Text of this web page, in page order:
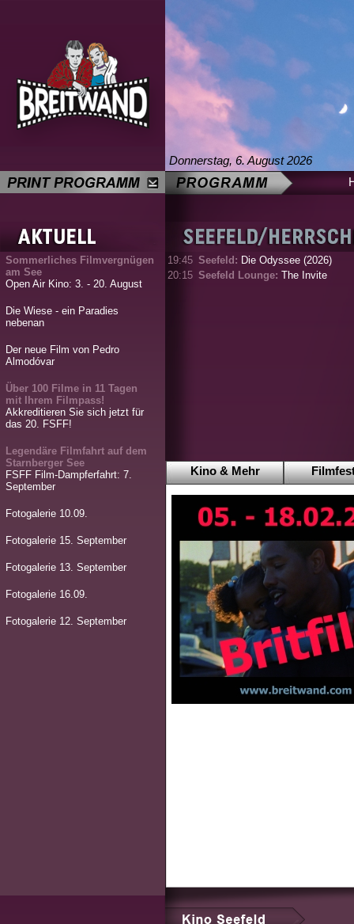
Donnerstag, 6. August 2026
Sommerliches Filmvergnügen
am See
Open Air Kino: 3. - 20. August
Die Wiese - ein Paradies
nebenan
Der neue Film von Pedro
Almodóvar
Über 100 Filme in 11 Tagen
mit Ihrem Filmpass!
Akkreditieren Sie sich jetzt für
das 20. FSFF!
Legendäre Filmfahrt auf dem
Starnberger See
FSFF Film-Dampferfahrt: 7.
September
Fotogalerie 10.09.
Fotogalerie 15. September
Fotogalerie 13. September
Fotogalerie 16.09.
Fotogalerie 12. September
19:45 Seefeld: Die Odyssee (2026)
20:15 Seefeld Lounge: The Invite
Kino & Mehr